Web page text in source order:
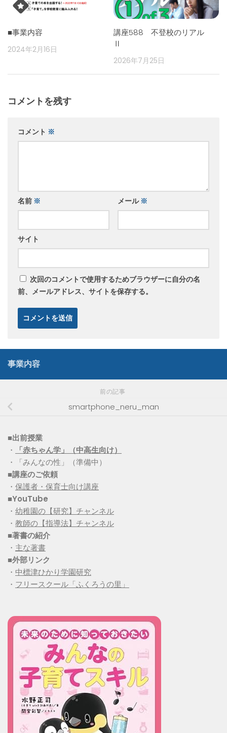
■事業内容
2024年2月16日
講座588 不登校のリアル
Ⅱ
2026年7月25日
コメントを残す
コメント ※
名前 ※ メール ※
サイト
次回のコメントで使用するためブラウザーに自分の名
前、メールアドレス、サイトを保存する。
事業内容
前の記事
smartphone_neru_man
■出前授業
・
「赤ちゃん学」（中高生向け）
・「みんなの性」（準備中）
■講座のご依頼
・ 保護者・保育士向け講座
■YouTube
・ 幼稚園の【研究】チャンネル
・ 教師の【指導法】チャンネル
■著書の紹介
・ 主な著書
■外部リンク
・ 中標津ひかり学園研究
・ フリースクール「ふくろうの里」